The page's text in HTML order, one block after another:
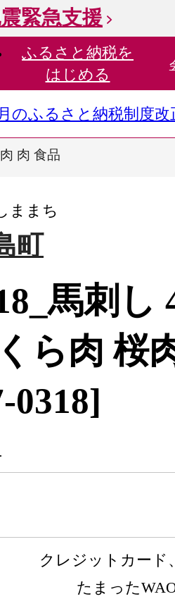
緊急支援
ふるさと納税を
はじめる
月のふるさと納税制度
肉 食品
ままち
町
馬刺し
ら肉 桜
0318]
クレジットカード
たまった